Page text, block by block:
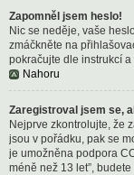
Zapomněl jsem heslo!
Nic se neděje, vaše
zmáčkněte na
pokračujte dle instrukcí
Nahoru
Zaregistroval jsem se,
Nejprve zkontrolujte, že
jsou v pořádku, pak se
je umožněna podpora
méně než 13 let”,